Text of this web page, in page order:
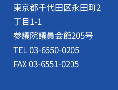
東京都千代田区永田町2
丁目1-1
参議院議員会館205号
TEL 03-6550-0205
FAX 03-6551-0205